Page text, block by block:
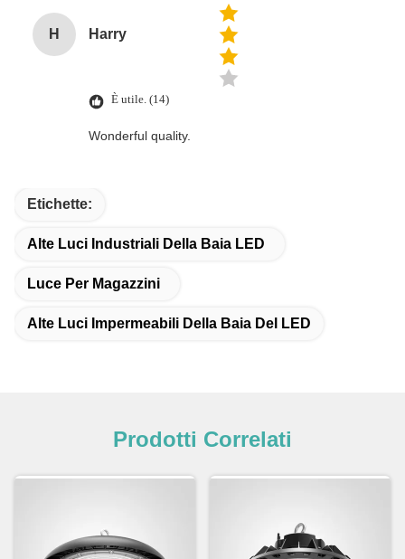
H Harry
È utile. (14)
Wonderful quality.
Etichette:
Alte Luci Industriali Della Baia LED
Luce Per Magazzini
Alte Luci Impermeabili Della Baia Del LED
Prodotti Correlati